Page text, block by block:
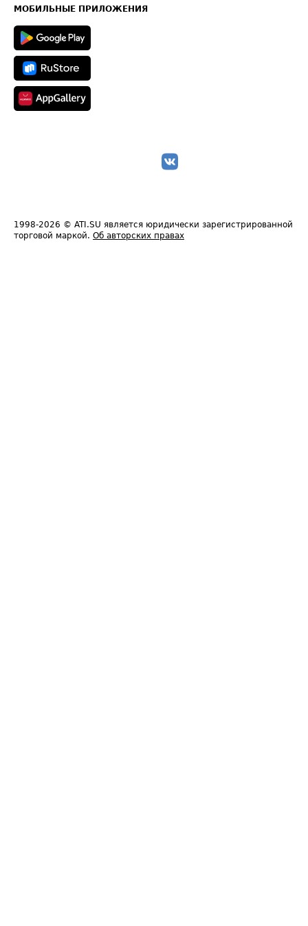
Техническая информация
МОБИЛЬНЫЕ ПРИЛОЖЕНИЯ
1998-2026 © ATI.SU является юридически зарегистрированной
торговой маркой. Об авторских правах